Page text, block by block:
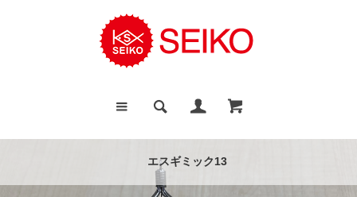
エスギミック13
海上釣堀に最適なシンカー